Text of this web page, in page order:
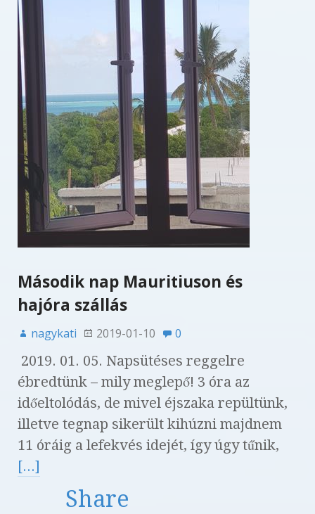
Második nap Mauritiuson és
hajóra szállás
nagykati 2019-01-10 0
2019. 01. 05. Napsütéses reggelre
ébredtünk – mily meglepő! 3 óra az
időeltolódás, de mivel éjszaka repültünk,
illetve tegnap sikerült kihúzni majdnem
11 óráig a lefekvés idejét, így úgy tűnik,
[...]
Share